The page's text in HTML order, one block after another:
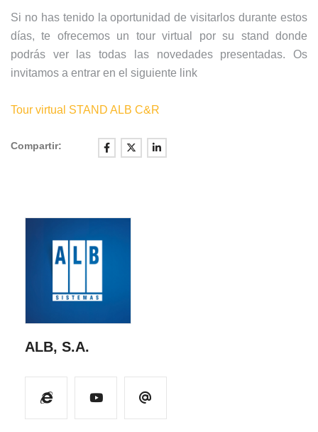
Si no has tenido la oportunidad de visitarlos durante estos
días, te ofrecemos un tour virtual por su stand donde
podrás ver las todas las novedades presentadas. Os
invitamos a entrar en el siguiente link
Tour virtual STAND ALB C&R
Compartir:
ALB, S.A.